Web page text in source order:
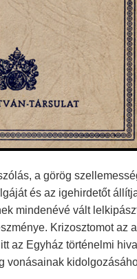
a görög
és az igehirdetőt
mindenévé vált
Krizosztomot az
az Egyház történelmi
vonásainak